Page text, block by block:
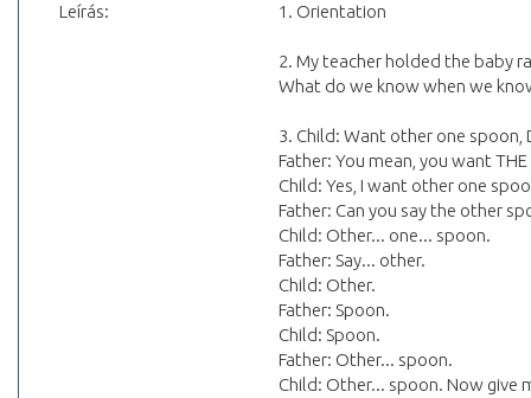
Leírás:
1. Orientation
2. My teacher holded the baby
What do we know when we
3. Child: Want other one spoon,
Father: You mean, you want THE
Child: Yes, I want other one
Father: Can you say the other
Child: Other... one... spoon.
Father: Say... other.
Child: Other.
Father: Spoon.
Child: Spoon.
Father: Other... spoon.
Child: Other... spoon. Now give